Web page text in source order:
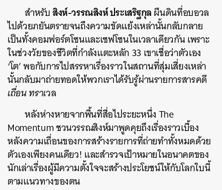
สำหรับสิงห์-วรรณสิงห์ ประเสริฐกุลผืนดินที่อบอวล
ไปด้วยภยันตรายจนถึงความขัดแย้งเหล่านั้นกลับกลาย
เป็นทั้งคอมฟอร์ตโซนและเซฟโซนในเวลาเดียวกัน เพราะ
ในช่วงวัยของชีวิตที่กำลังแตะหลัก 33 เขาเชื่อว่าตัวเอง
‘โต’ พอกับการไปสรรหาเรื่องราวในสถานที่สุ่มเสี่ยงเหล่า
นั้นกลับมาถ่ายทอดให้พวกเราได้รับรู้ผ่านรายการสารคดี
เถื่อน ทราเวล
หลังห่างหายจากพื้นที่สื่อไประยะหนึ่ง The
Momentum ชวนวรรณสิงห์มาพูดคุยถึงเรื่องราวเบื้อง
หลังความเถื่อนของการสร้างรายการที่ถ่ายทำทั้งหมดด้วย
ตัวเองเพียงคนเดียว! และสำรวจเป้าหมายในอนาคตของ
นักเล่าเรื่องผู้มีความตั้งใจจะสร้างประโยชน์ให้กับโลกใบนี้
ตามแนวทางของตน